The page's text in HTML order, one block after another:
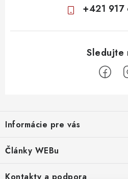
+421
p
ä
Informácie pre vás
Obchodné podmienky
Články WEBu
Dôležité oznamy